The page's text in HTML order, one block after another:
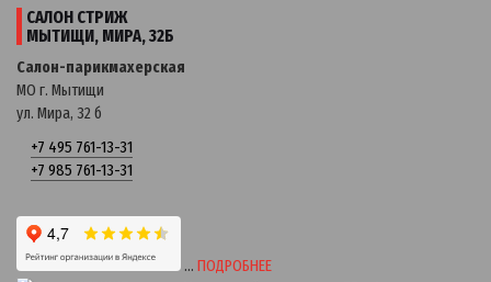
САЛОН СТРИЖ
МЫТИЩИ, МИРА, 32Б
Салон-парикмахерская
МО г. Мытищи
ул. Мира, 32 б
+7 495 761-13-31
+7 985 761-13-31
… ПОДРОБНЕЕ